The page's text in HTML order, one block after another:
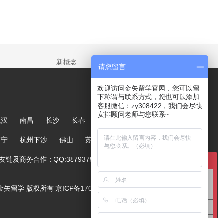
新概念
南昌 长沙 长春 哈尔滨 大连 郑州
杭州下沙 佛山 苏州
商务合作：QQ:387937567
矢留学 版权所有 京ICP备17005244号-1
澳洲留学咨询
美国留学咨询
请您留言
欢迎访问金矢留学官网，您可以留
下称谓与联系方式，您也可以添加
客服微信：zy308422，我们会尽快
安排顾问老师与您联系~